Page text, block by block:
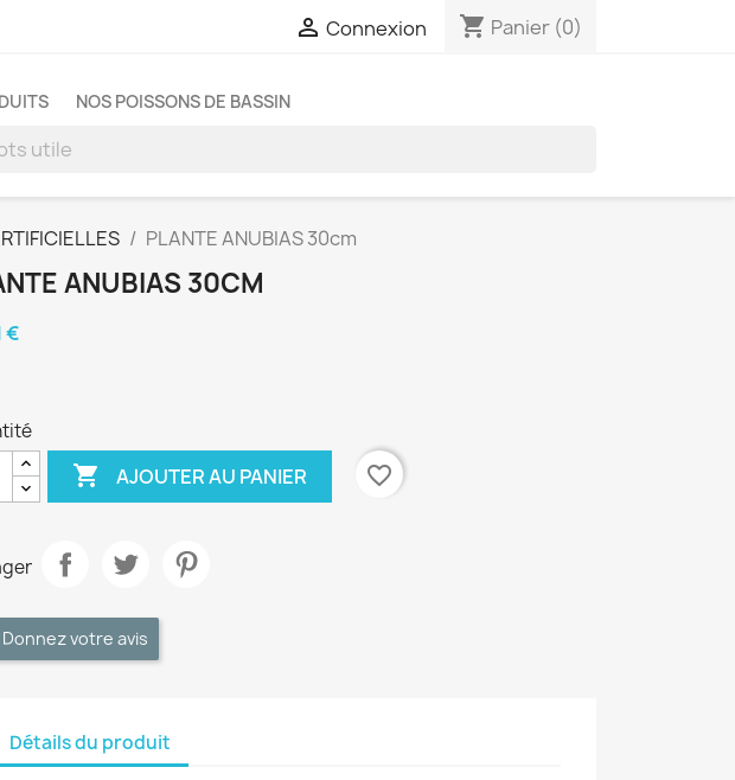
 Connexion shopping_cart Panier (0)
NOS POISSONS DE BASSIN
PLANTE ANUBIAS 30cm
ANUBIAS 30CM
€
 AJOUTER AU PANIER favorite_border
Donnez votre avis
Détails du produit